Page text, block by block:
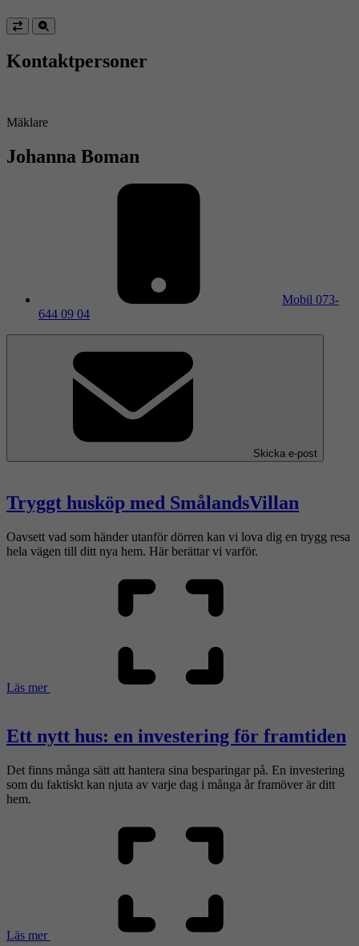
Kontaktpersoner
Mäklare
Johanna Boman
Mobil 073-
644 09 04
Skicka e-post
Tryggt husköp med SmålandsVillan
Oavsett vad som händer utanför dörren kan vi lova dig en trygg resa
hela vägen till ditt nya hem. Här berättar vi varför.
Läs mer
Ett nytt hus: en investering för framtiden
Det finns många sätt att hantera sina besparingar på. En investering
som du faktiskt kan njuta av varje dag i många år framöver är ditt
hem.
Läs mer